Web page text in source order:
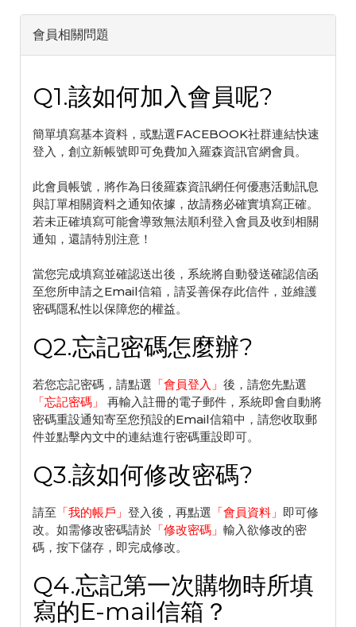
會員相關問題
Q1.該如何加入會員呢?
簡單填寫基本資料，或點選FACEBOOK社群連結快速
登入，創立新帳號即可免費加入羅森資訊官網會員。
此會員帳號，將作為日後羅森資訊網任何優惠活動訊息
與訂單相關資料之通知依據，故請務必確實填寫正確。
若未正確填寫可能會導致無法順利登入會員及收到相關
通知，還請特別注意！
當您完成填寫並確認送出後，系統將自動發送確認信函
至您所申請之Email信箱，請妥善保存此信件，並維護
密碼隱私性以保障您的權益。
Q2.忘記密碼怎麼辦?
若您忘記密碼，請點選 「會員登入 」 後，請您先點選
「忘記密碼 」
再輸入註冊的電子郵件，系統即會自動將
密碼重設通知寄至您預設的Email信箱中，請您收取郵
件並點擊內文中的連結進行密碼重設即可。
Q3.該如何修改密碼?
請至 「我的帳戶 」 登入後，再點選 「會員資料 」 即可修
改。如需修改密碼請於 「修改密碼 」 輸入欲修改的密
碼，按下儲存，即完成修改。
Q4.忘記第一次購物時所填
寫的E-mail信箱？